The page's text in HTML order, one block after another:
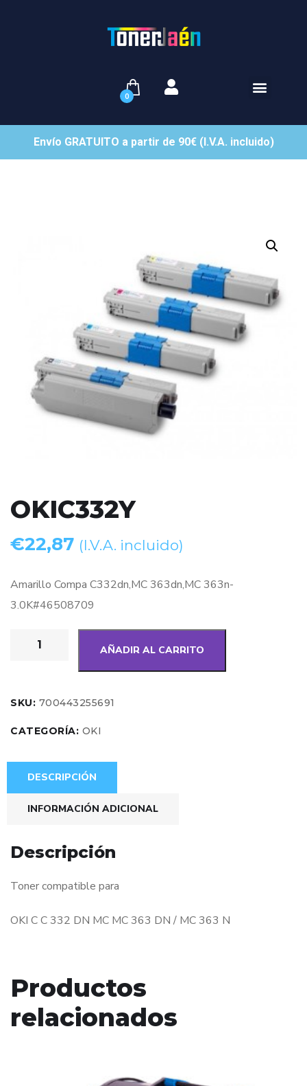
0
Envío GRATUITO a partir de 90€ (I.V.A. incluido)
OKIC332Y
€22,87 (I.V.A. incluido)
Amarillo Compa C332dn,MC 363dn,MC 363n-
3.0K#46508709
AÑADIR AL CARRITO
SKU: 700443255691
CATEGORÍA: OKI
DESCRIPCIÓN
INFORMACIÓN ADICIONAL
Descripción
Toner compatible para
OKI C C 332 DN MC MC 363 DN / MC 363 N
Productos
relacionados